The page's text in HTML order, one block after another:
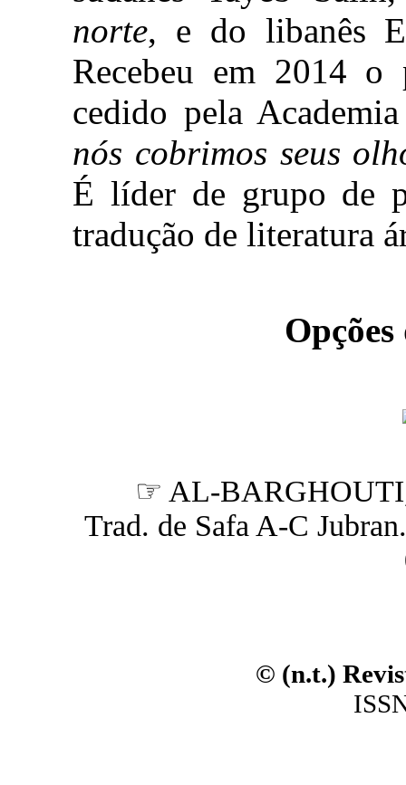
norte, e do libanês
Recebeu em 2014 o
cedido pela
nós cobrimos seus
É líder de grupo de
tradução de literatura
☞ AL-
Trad. de Safa A-C
© (n.t.)